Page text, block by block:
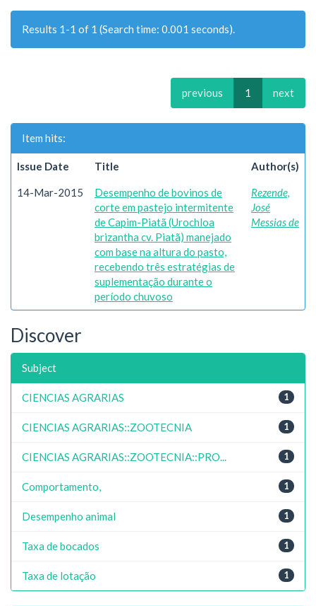
Results 1-1 of 1 (Search time: 0.001 seconds).
previous 1 next
Item hits:
Issue Date Title Author(s)
14-Mar-2015
Desempenho de bovinos de
corte em pastejo intermitente
de Capim-Piatã (Urochloa
brizantha cv. Piatã) manejado
com base na altura do pasto,
recebendo três estratégias de
suplementação durante o
período chuvoso
Rezende,
José
Messias de
Discover
Subject
1
CIENCIAS AGRARIAS
1
CIENCIAS AGRARIAS::ZOOTECNIA
1
CIENCIAS AGRARIAS::ZOOTECNIA::PRO...
1
Comportamento,
1
Desempenho animal
1
Taxa de bocados
1
Taxa de lotação